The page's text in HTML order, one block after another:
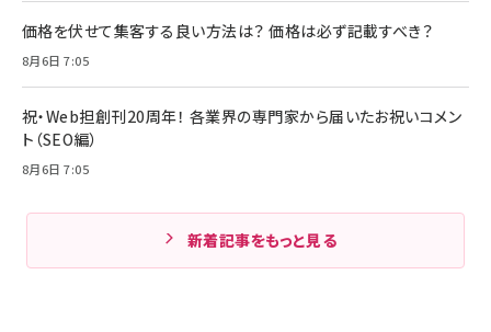
価格を伏せて集客する良い方法は？ 価格は必ず記載すべき？
8月6日 7:05
祝・Web担創刊20周年！ 各業界の専門家から届いたお祝いコメン
ト（SEO編）
8月6日 7:05
新着記事をもっと見る